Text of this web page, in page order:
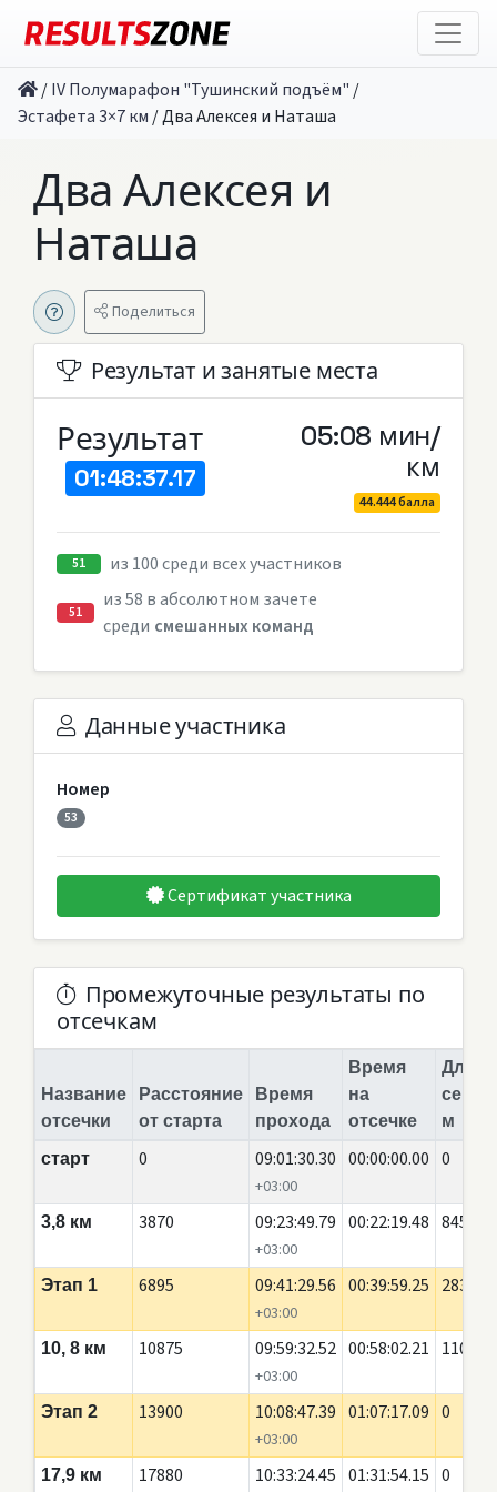
/IV Полумарафон "Тушинский подъём" /
Эстафета 3×7 км /Два Алексея и Наташа
Два Алексея и
Наташа
Поделиться
Результат и занятые места
Результат
01:48:37.17
05:08 мин/
км
44.444 балла
51 из 100 среди всех участников
51
из 58 в абсолютном зачете
среди смешанных команд
Данные участника
Номер
53
Сертификат участника
Промежуточные результаты по
отсечкам
Название
отсечки
Расстояние
от старта
Время
прохода
Время
на
отсечке
Длина
м
старт
0 09:01:30.30
+03:00
00:00:00.00 0
3,8 км 3870 09:23:49.79
+03:00
00:22:19.48 845
Этап 1 6895 09:41:29.56
+03:00
00:39:59.25 2835
10, 8 км 10875 09:59:32.52
+03:00
00:58:02.21 110
Этап 2 13900 10:08:47.39
+03:00
01:07:17.09 0
17,9 км 17880 10:33:24.45 01:31:54.15 0